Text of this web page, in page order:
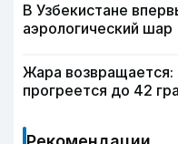
В Узбекистане
аэрологический шар
Жара
прогреется до 42